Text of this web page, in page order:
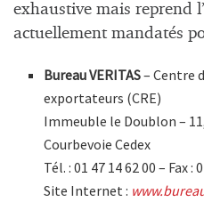
exhaustive mais reprend
actuellement mandatés
Bureau VERITAS– Centre
exportateurs (CRE)
Immeuble le Doublon –
Courbevoie Cedex
Tél. : 01 47 14 62 00 – Fax :
Site Internet :